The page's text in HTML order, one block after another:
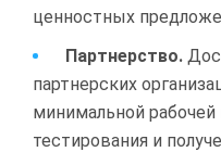
ценностных
Партнерство.
партнерских
минимальной рабочей
тестирования и